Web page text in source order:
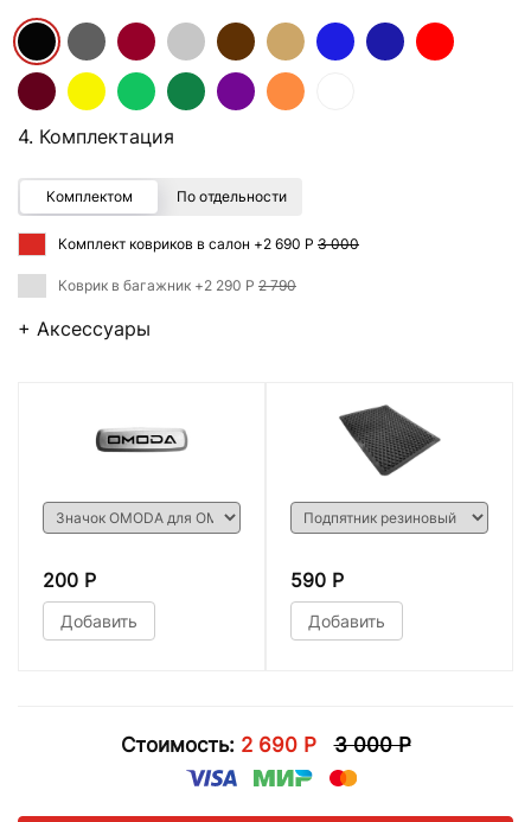
4. Комплектация
Комплектом По отдельности
Комплект ковриков в салон +2 690 Р 3 000
Коврик в багажник +2 290 Р 2 790
+ Аксессуары
200 Р
Добавить
590 Р
Добавить
Стоимость: 2 690 Р 3 000 Р